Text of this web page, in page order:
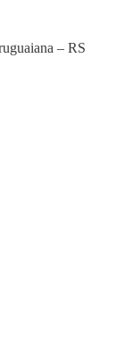
– RS